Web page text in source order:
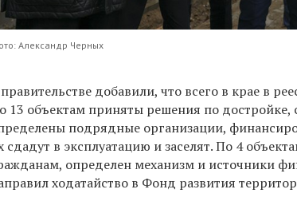
Александр Черных
добавили, что всего в крае в
13 объектам приняты решения по достройке,
подрядные организации,
сдадут в эксплуатацию и заселят. По 4
определен механизм и источники
ходатайство в Фонд развития